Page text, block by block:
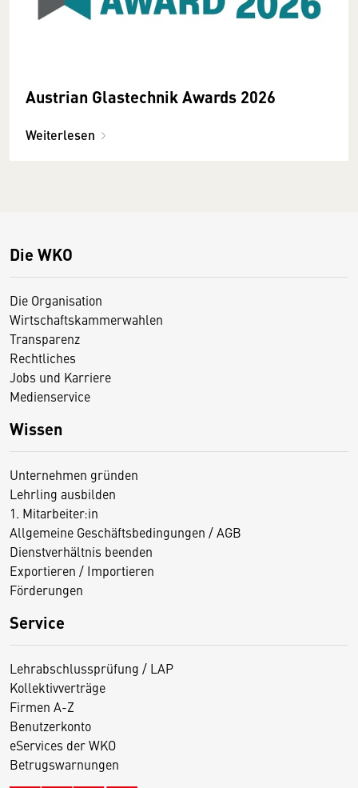
Austrian Glastechnik Awards 2026
Weiterlesen
Die WKO
Die Organisation
Wirtschaftskammerwahlen
Transparenz
Rechtliches
Jobs und Karriere
Medienservice
Wissen
Unternehmen gründen
Lehrling ausbilden
1. Mitarbeiter:in
Allgemeine Geschäftsbedingungen / AGB
Dienstverhältnis beenden
Exportieren / Importieren
Förderungen
Service
Lehrabschlussprüfung / LAP
Kollektivverträge
Firmen A-Z
Benutzerkonto
eServices der WKO
Betrugswarnungen